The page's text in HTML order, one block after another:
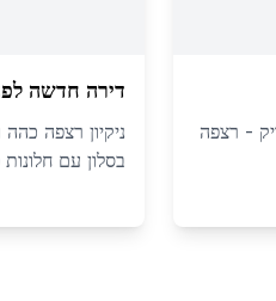
- רצפה
דירה חדשה
ניקיון רצפה כהה
בסלון עם חלונות